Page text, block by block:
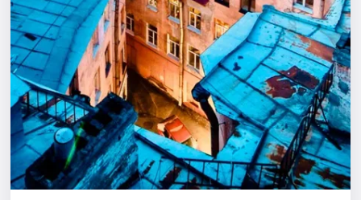
Артисты
Рейтинги